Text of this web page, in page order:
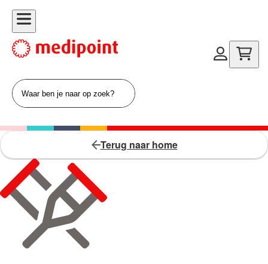
Terug naar home